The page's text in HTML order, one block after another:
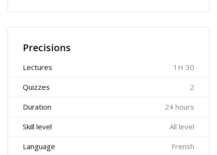
Precisions
Lectures 1H 30
Quizzes 2
Duration 24 hours
Skill level All level
Language Frensh